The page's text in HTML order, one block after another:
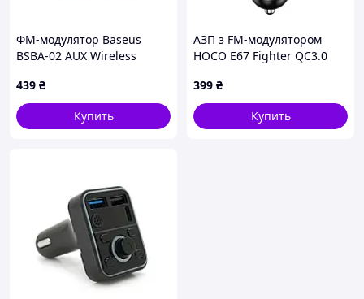
ФМ-модулятор Baseus
BSBA-02 AUX Wireless
439 ₴
Купить
АЗП з FM-модулятором
HOCO E67 Fighter QC3.0
Black
399 ₴
Купить